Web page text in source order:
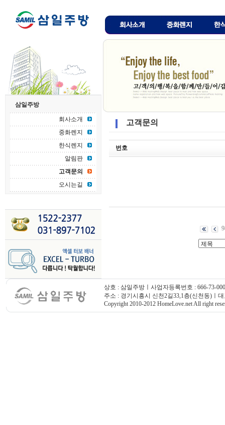
삼일주방
회사소개
중화렌지
한식렌지
알림판
고객문의
오시는길
고객문의
번호
상호 : 삼일주방ㅣ사업자등록번호 : 666-73-
주소 : 경기시흥시 신천2길33,1층(신천동)ㅣ대
Copyright 2010-2012 HomeLove.net All right